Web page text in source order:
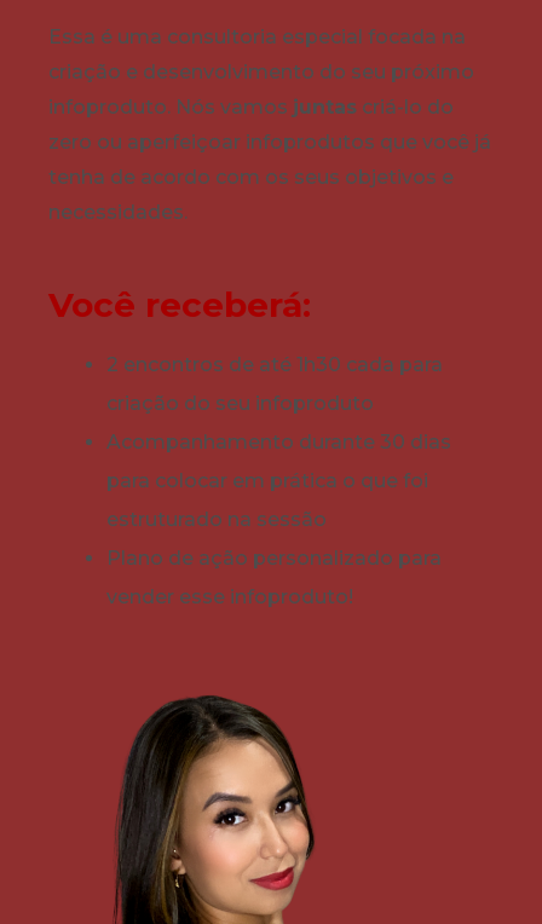
Essa é uma consultoria especial focada na
criação e desenvolvimento do seu próximo
infoproduto. Nós vamos juntas criá-lo do
zero ou aperfeiçoar infoprodutos que você já
tenha de acordo com os seus objetivos e
necessidades.
Você receberá:
2 encontros de até 1h30 cada para
criação do seu infoproduto
Acompanhamento durante 30 dias
para colocar em prática o que foi
estruturado na sessão
Plano de ação personalizado para
vender esse infoproduto!